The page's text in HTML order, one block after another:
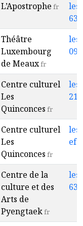
L’Apostrophe fr
Théâtre
Luxembourg
de Meauxfr
Centre culturel
Les
Quinconces fr
Centre culturel
Les
Quinconces fr
Centre de la
culture et des
Arts de
Pyengtaekfr